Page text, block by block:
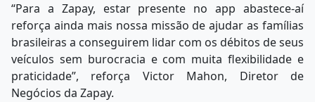
“Para a Zapay, estar presente no app abastece-aí
reforça ainda mais nossa missão de ajudar as famílias
brasileiras a conseguirem lidar com os débitos de seus
veículos sem burocracia e com muita flexibilidade e
praticidade”, reforça Victor Mahon, Diretor de
Negócios da Zapay.